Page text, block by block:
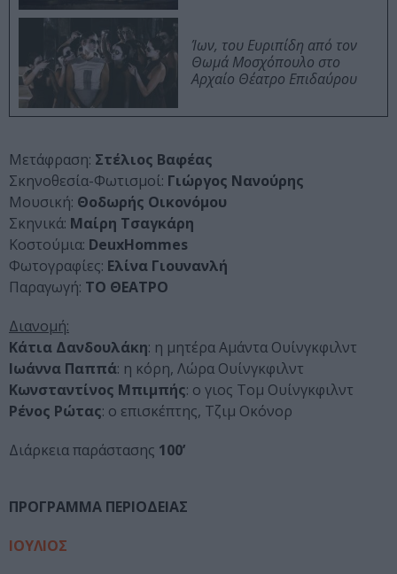
Ίων, του Ευριπίδη από τον
Θωμά Μοσχόπουλο στο
Αρχαίο Θέατρο Επιδαύρου
Μετάφραση: Στέλιος Βαφέας
Σκηνοθεσία-Φωτισμοί: Γιώργος Νανούρης
Μουσική: Θοδωρής Οικονόμου
Σκηνικά: Μαίρη Τσαγκάρη
Κοστούμια: DeuxHommes
Φωτογραφίες: Ελίνα Γιουνανλή
Παραγωγή: ΤΟ ΘΕΑΤΡΟ
Διανομή:
Κάτια Δανδουλάκη: η μητέρα Αμάντα Ουίνγκφιλντ
Ιωάννα Παππά: η κόρη, Λώρα Ουίνγκφιλντ
Κωνσταντίνος Μπιμπής: ο γιος Τομ Ουίνγκφιλντ
Ρένος Ρώτας: ο επισκέπτης, Τζιμ Οκόνορ
Διάρκεια παράστασης 100’
ΠΡΟΓΡΑΜΜΑ ΠΕΡΙΟΔΕΙΑΣ
ΙΟΥΛΙΟΣ